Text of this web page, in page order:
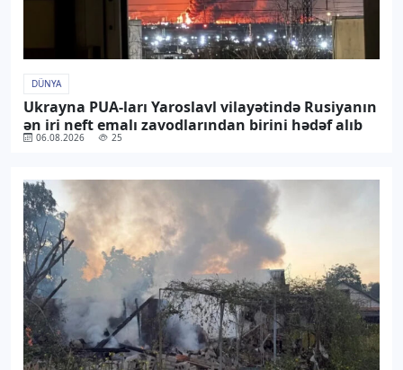
DÜNYA
Ukrayna PUA-ları Yaroslavl vilayətində Rusiyanın
ən iri neft emalı zavodlarından birini hədəf alıb
06.08.2026 25